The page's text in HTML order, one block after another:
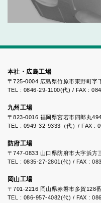
本社・広島工場
〒725-0004 広島県竹原市東野町字
TEL : 0846-29-1100(代) / FAX :
九州工場
〒823-0016 福岡県宮若市四郎丸
TEL : 0949-32-9333（代）/ FAX :
防府工場
〒747-0833 山口県防府市大字浜方
TEL : 0835-27-2801(代) / FAX :
岡山工場
〒701-2216 岡山県赤磐市多賀128
TEL : 086-957-4082(代) / FAX :